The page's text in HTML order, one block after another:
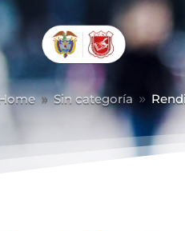
9 Sin categoría 9